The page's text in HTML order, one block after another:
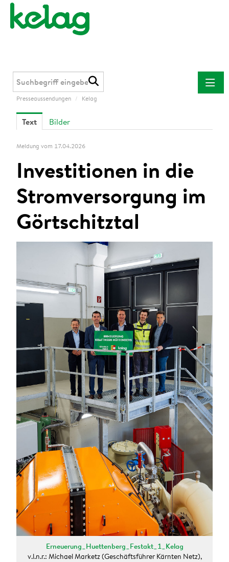
Presseaussendungen
Kelag
Downloads
Kontakt
ANMELDEN
Sie wollen unsere aktuellen Presseaussendungen
automatisch per E-Mail erhalten?
Zum Presseverteiler
Presseaussendungen / Kelag
Text Bilder
Meldung vom 17.04.2026
Investitionen in die
Stromversorgung im
Görtschitztal
Erneuerung_Huettenberg_Festakt_1_Kelag
v.l.n.r.: Michael Marketz (Geschäftsführer Kärnten Netz),